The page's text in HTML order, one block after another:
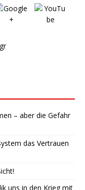
– aber die Gefahr
das Vertrauen
uns in den Krieg mit